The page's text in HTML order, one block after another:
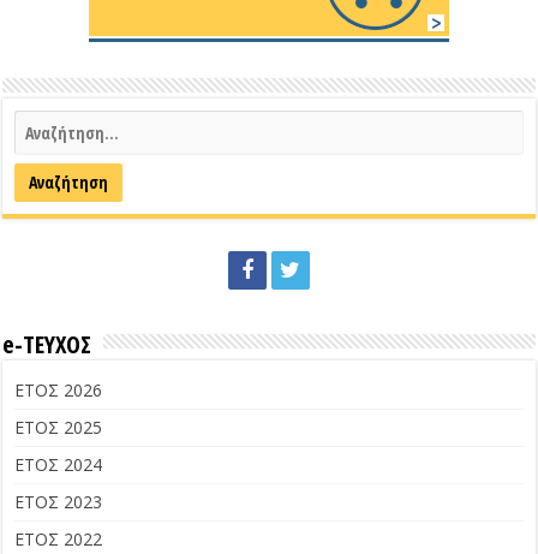
e-ΤΕΥΧΟΣ
ΕΤΟΣ 2026
ΕΤΟΣ 2025
ΕΤΟΣ 2024
ΕΤΟΣ 2023
ΕΤΟΣ 2022